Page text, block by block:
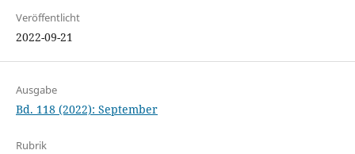
Veröffentlicht
2022-09-21
Ausgabe
Bd. 118 (2022): September
Rubrik